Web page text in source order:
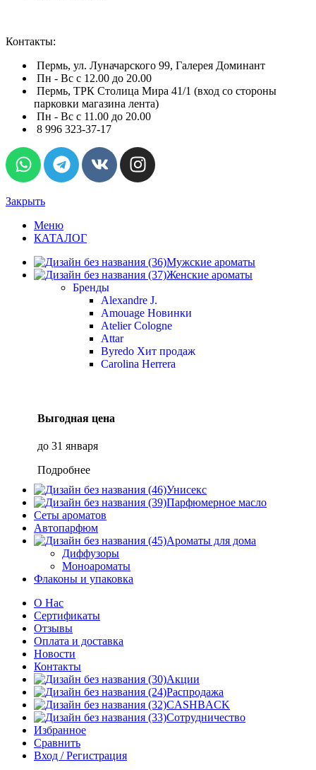
Контакты:
Пермь, ул. Луначарского 99, Галерея Доминант
Пн - Вс с 12.00 до 20.00
Пермь, ТРК Столица Мира 41/1 (вход со стороны
парковки магазина лента)
Пн - Вс с 11.00 до 20.00
8 996 323-37-17
Закрыть
Меню
КАТАЛОГ
Мужские ароматы
Женские ароматы
Бренды
Alexandre J.
Amouage Новинки
Atelier Cologne
Attar
Byredo Хит продаж
Carolina Herrera
Выгодная цена
до 31 января
Подробнее
Унисекс
Парфюмерное масло
Сеты ароматов
Автопарфюм
Ароматы для дома
Диффузоры
Моноароматы
Флаконы и упаковка
О Нас
Сертификаты
Отзывы
Оплата и доставка
Новости
Контакты
Акции
Распродажа
CASHBACK
Сотрудничество
Избранное
Сравнить
Вход / Регистрация